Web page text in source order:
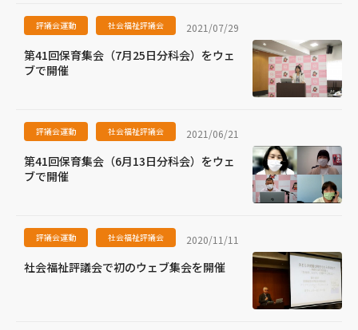
評議会運動 社会福祉評議会 2021/07/29
第41回保育集会（7月25日分科会）をウェ
ブで開催
評議会運動 社会福祉評議会 2021/06/21
第41回保育集会（6月13日分科会）をウェ
ブで開催
評議会運動 社会福祉評議会 2020/11/11
社会福祉評議会で初のウェブ集会を開催